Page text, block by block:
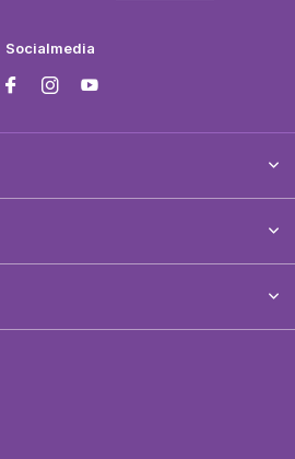
Socialmedia